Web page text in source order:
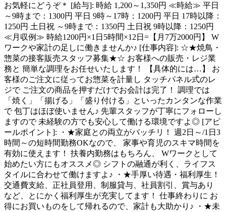
お気軽にどうぞ＊ [給与]: 時給 1,200～1,350円 ≪時給≫ 平日
～9時まで：1300円 平日 9時～17時：1200円 平日 17時以降：
1250円 土日祝 ～9時まで：1350円 土日祝 9時以降：1250円
≪月収例≫ 時給1200円×1日5時間×12日=【月7万2000円】 W
ワークや家計の足しに働きませんか♪ [仕事内容]: ☆★焼鳥・
惣菜の接客販売スタッフ募集★☆ お客様への販売・レジ業
務と 簡単な調理をお任せいたします！ 【具体的には…】 お
客様のご注文に従ってお惣菜を計量し タッチパネル式のレ
ジで ご注文の商品を押すだけでお会計は完了！ 調理では
「焼く」「揚げる」「盛り付ける」といったカンタンな作業
で 包丁はほぼ使いません♪ 先輩スタッフが丁寧にフォローし
ますので 未経験の方でも安心して働ける環境ですよ◎ [アピ
ールポイント]: ・★家庭との両立がバッチリ！ 週2日～/1日3
時間～の短時間勤務OKなので、 家事や育児のスキマ時間を
有効に使えます！ 扶養内勤務はもちろん、 Wワークとして
始めたい方にもオススメ◎ シフトの融通が利く、ライフス
タイルに合わせて働けますよ♪ ・★手厚い待遇・福利厚生！
交通費支給、正社員登用、制服貸与、社員割引、賞与あり
など、とにかく福利厚生が充実してます！ 仕事終わりに お
得にお買いものをして帰れるので、家計も大助かり♪ ・★未